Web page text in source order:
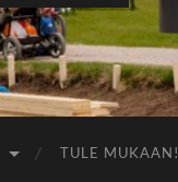
TULE MUKAAN!